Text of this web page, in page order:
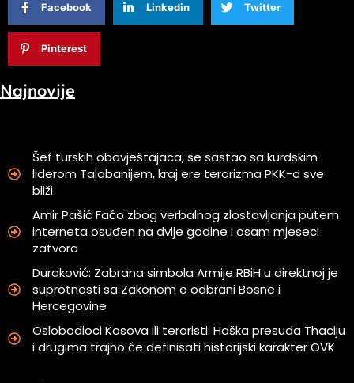
Facebook Linkedin Twitter
Pinterest
Najnovije
Šef turskih obavještajaca, se sastao sa kurdskim
liderom Talabanijem, kraj ere terorizma PKK-a sve
bliži
Amir Pašić Faćo zbog verbalnog zlostavljanja putem
interneta osuđen na dvije godine i osam mjeseci
zatvora
Duraković: Zabrana simbola Armije RBiH u direktnoj je
suprotnosti sa Zakonom o odbrani Bosne i
Hercegovine
Oslobodioci Kosova ili teroristi: Haška presuda Thaciju
i drugima trajno će definisati historijski karakter OVK